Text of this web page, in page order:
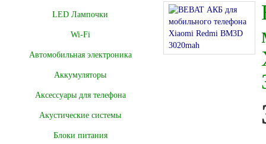
LED Лампочки
Wi-Fi
Автомобильная электроника
Аккумуляторы
Аксессуары для телефона
Акустические системы
Блоки питания